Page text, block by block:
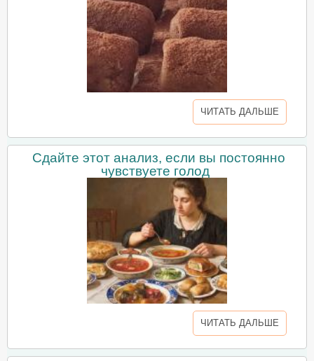
ЧИТАТЬ ДАЛЬШЕ
Сдайте этот анализ, если вы постоянно
чувствуете голод
ЧИТАТЬ ДАЛЬШЕ